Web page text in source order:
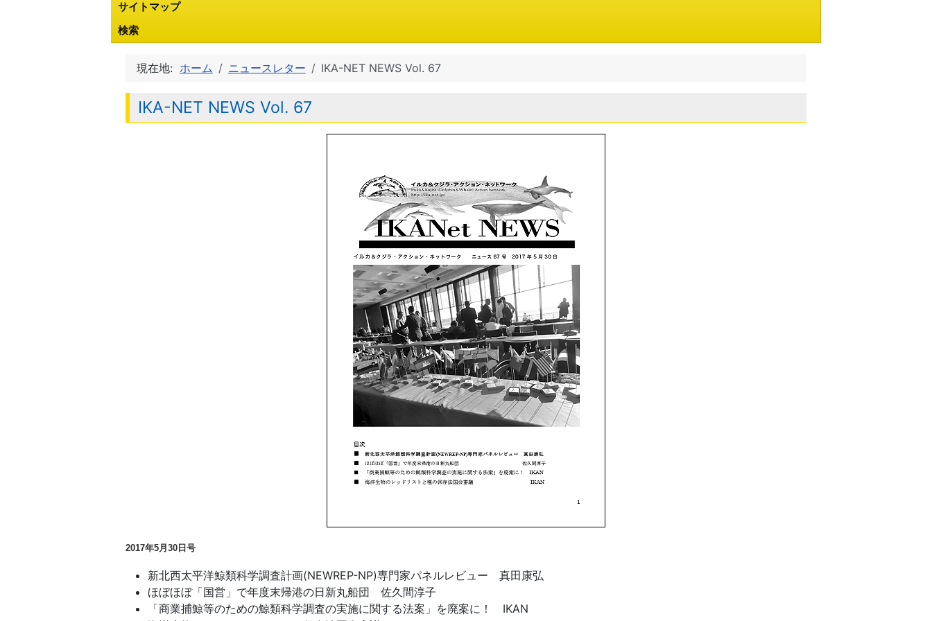
サイトマップ
検索
現在地: ホーム ニュースレター IKA-NET NEWS Vol. 67
IKA-NET NEWS Vol. 67
2017年5月30日号
新北西太平洋鯨類科学調査計画(NEWREP-NP)専門家パネルレビュー 真田康弘
ほぼほぼ「国営」で年度末帰港の日新丸船団 佐久間淳子
「商業捕鯨等のための鯨類科学調査の実施に関する法案」を廃案に！ IKAN